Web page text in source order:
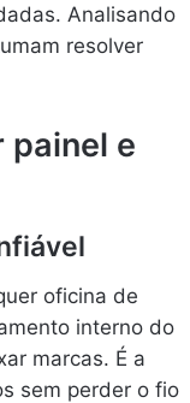
Analisando
resolver
painel e
oficina de
interno do
marcas. É a
sem perder o fio